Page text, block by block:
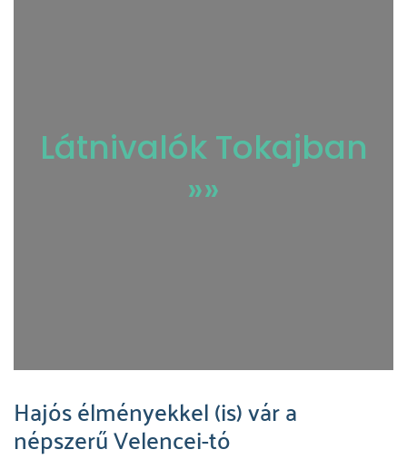
Látnivalók Tokajban
»»
Hajós élményekkel (is) vár a
népszerű Velencei-tó